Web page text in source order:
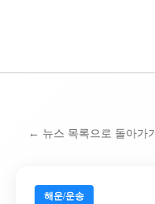
← 뉴스 목록으로 돌아가기
해운/운송